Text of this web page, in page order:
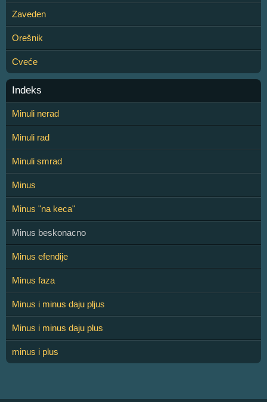
Zaveden
Orešnik
Cveće
Indeks
Minuli nerad
Minuli rad
Minuli smrad
Minus
Minus "na keca"
Minus beskonacno
Minus efendije
Minus faza
Minus i minus daju pljus
Minus i minus daju plus
minus i plus